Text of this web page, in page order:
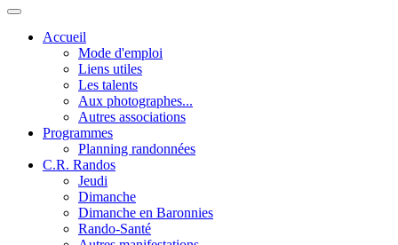
Accueil
Mode d'emploi
Liens utiles
Les talents
Aux photographes...
Autres associations
Programmes
Planning randonnées
C.R. Randos
Jeudi
Dimanche
Dimanche en Baronnies
Rando-Santé